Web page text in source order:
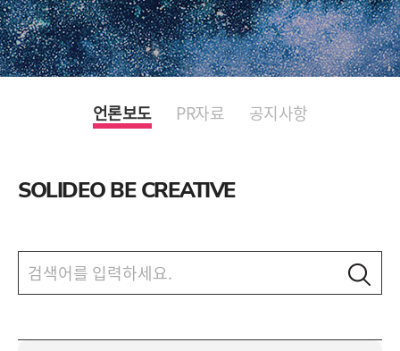
언론보도 PR자료 공지사항
SOLIDEO BE CREATIVE